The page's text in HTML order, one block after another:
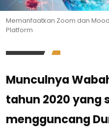
Memanfaatkan Zoom dan
Platform
Munculnya
tahun 2020 yang
mengguncang